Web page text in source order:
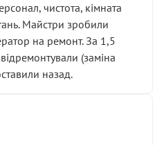
чистота, кімната
Майстри зробили
на ремонт. За 1,5
(заміна
назад.